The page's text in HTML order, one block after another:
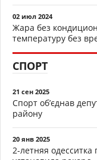
02 июл 2024
Жара без
температуру без
СПОРТ
21 сен 2025
Спорт об’єднав
району
20 янв 2025
2-летняя